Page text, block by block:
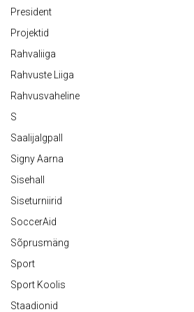
President
Projektid
Rahvaliiga
Rahvuste Liiga
Rahvusvaheline
S
Saalijalgpall
Signy Aarna
Sisehall
Siseturniirid
SoccerAid
Sõprusmäng
Sport
Sport Koolis
Staadionid